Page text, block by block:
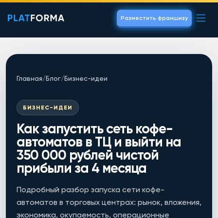
Разместить франшизу
Главная/Блог/Бизнес-идеи
БИЗНЕС-ИДЕИ
Как запустить сеть кофе-
автоматов в ТЦ и выйти на
350 000 рублей чистой
прибыли за 4 месяца
Подробный разбор запуска сети кофе-
автоматов в торговых центрах: рынок, вложения,
экономика, окупаемость, операционные